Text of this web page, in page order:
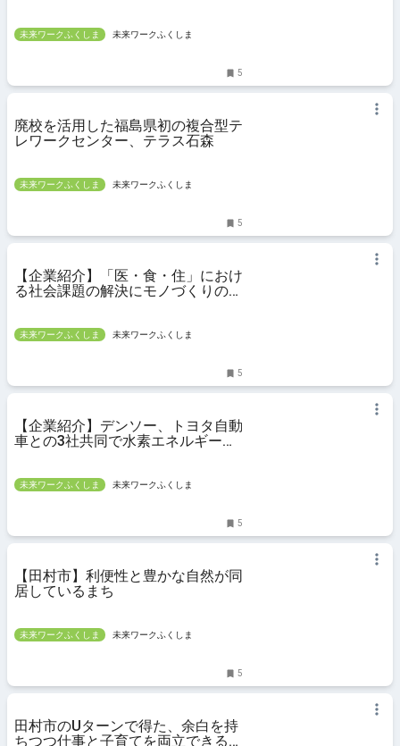
している
未来ワークふくしま 未来ワークふくしま
5
廃校を活用した福島県初の複合型テ
レワークセンター、テラス石森
未来ワークふくしま 未来ワークふくしま
5
【企業紹介】「医・食・住」におけ
る社会課題の解決にモノづくりの技
未来ワークふくしま 未来ワークふくしま
5
【企業紹介】デンソー、トヨタ自動
車との3社共同で水素エネルギーの
未来ワークふくしま 未来ワークふくしま
5
【田村市】利便性と豊かな自然が同
居しているまち
未来ワークふくしま 未来ワークふくしま
5
田村市のUターンで得た、余白を持
ちつつ仕事と子育てを両立できる暮